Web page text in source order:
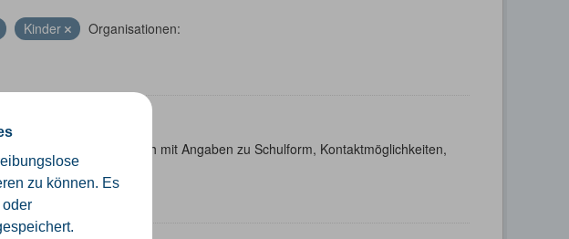
zu können. Es
Kinder
Organisationen:
im Kreis Gütersloh mit Angaben zu Schulform, Kontaktmöglichkeiten,